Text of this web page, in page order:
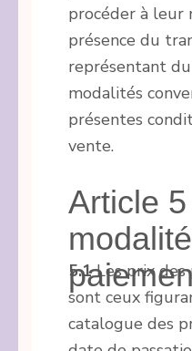
procéder à leur
présence du
représentant
modalités
présentes
vente.
Article
5.1Les prix des
sont ceux
catalogue des